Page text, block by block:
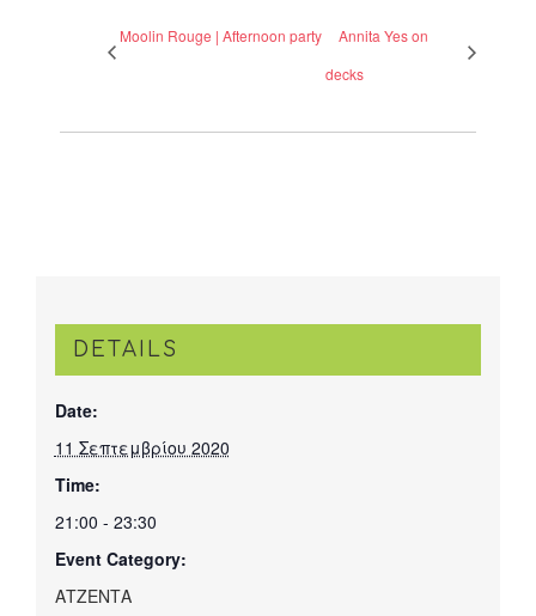
Moolin Rouge | Afternoon party
Annita Yes on
decks
DETAILS
Date:
11 Σεπτεμβρίου 2020
Time:
21:00 - 23:30
Event Category:
ΑΤΖΕΝΤΑ